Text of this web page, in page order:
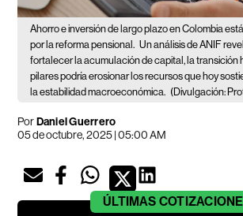
Ahorro e inversión de largo plazo en Colombia
por la reforma pensional. Un análisis de ANIF
fortalecer la acumulación de capital, la transición
pilares podría erosionar los recursos que hoy
la estabilidad macroeconómica. (Divulgación:
PorDaniel Guerrero
05 de octubre, 2025 | 05:00 AM
ÚLTIMAS